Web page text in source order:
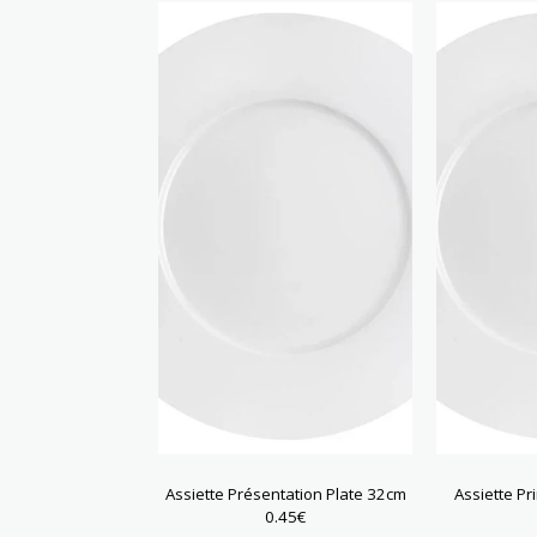
Assiette Présentation Plate 32cm
0.45€
Assiette